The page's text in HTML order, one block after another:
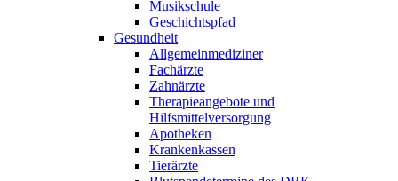
Musikschule
Geschichtspfad
Gesundheit
Allgemeinmediziner
Fachärzte
Zahnärzte
Therapieangebote und
Hilfsmittelversorgung
Apotheken
Krankenkassen
Tierärzte